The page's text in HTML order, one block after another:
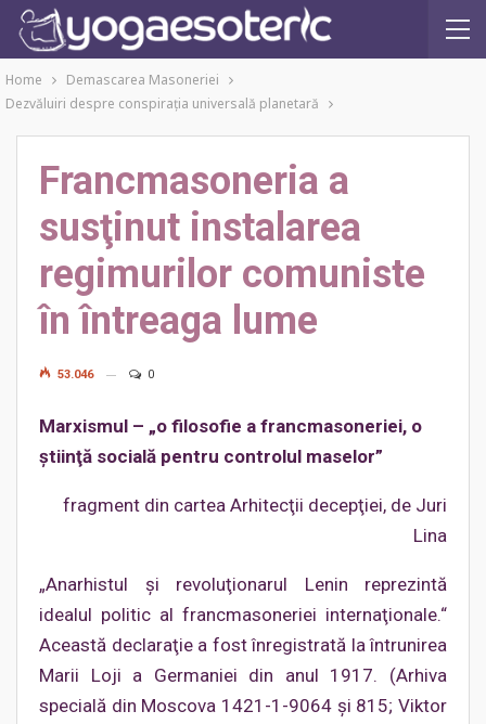
Home
Demascarea Masoneriei
Dezvăluiri despre conspiraţia universală planetară
Francmasoneria a
susţinut instalarea
regimurilor comuniste
în întreaga lume
53.046 0
Marxismul – „o filosofie a francmasoneriei, o
ştiinţă socială pentru controlul maselor”
fragment din cartea Arhitecţii decepţiei, de Juri
Lina
„Anarhistul şi revoluţionarul Lenin reprezintă
idealul politic al francmasoneriei internaţionale.“
Această declaraţie a fost înregistrată la întrunirea
Marii Loji a Germaniei din anul 1917. (Arhiva
specială din Moscova 1421-1-9064 şi 815; Viktor